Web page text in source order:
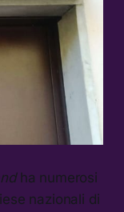
ha numerosi
nazionali di